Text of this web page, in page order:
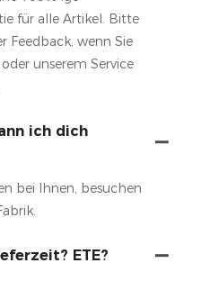
für alle Artikel. Bitte
Feedback, wenn Sie
unserem Service
ich dich
bei Ihnen, besuchen
ETE?